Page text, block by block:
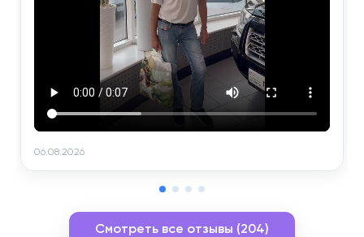
06.08.2026
Смотреть все отзывы (204)